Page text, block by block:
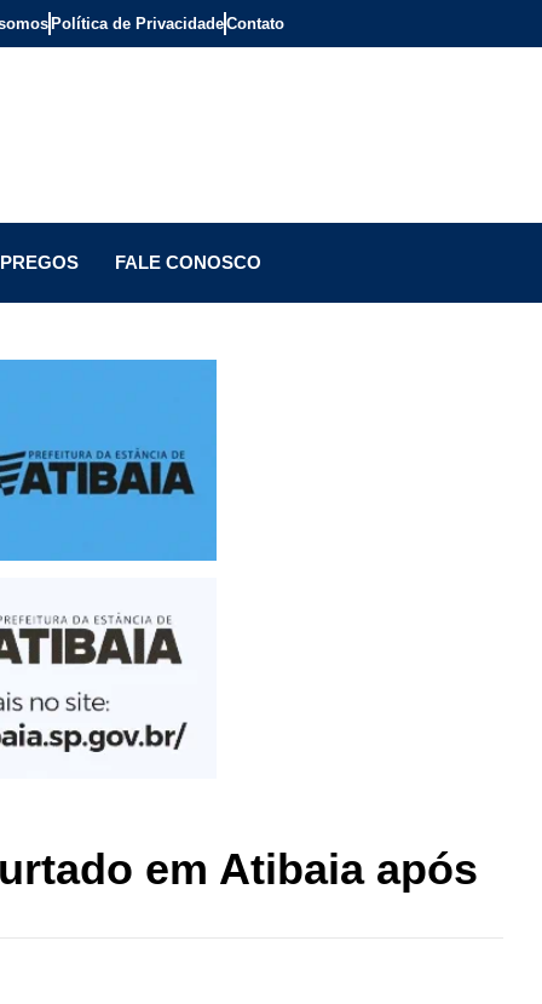
Política de PrivacidadeContato
FALE CONOSCO
em Atibaia após